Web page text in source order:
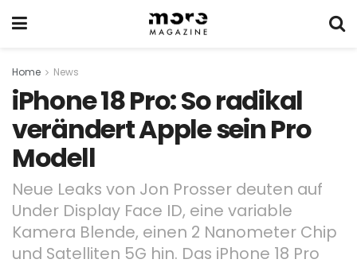
Home News
iPhone 18 Pro: So radikal
verändert Apple sein Pro
Modell
Neue Leaks von Jon Prosser deuten auf
Under Display Face ID, eine variable
Kamera Blende, einen 2 Nanometer Chip
und Satelliten 5G hin. Das iPhone 18 Pro